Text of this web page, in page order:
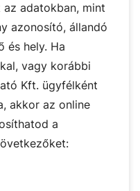
adatokban, mint
azonosító, állandó
és hely. Ha
vagy korábbi
Kft. ügyfélként
akkor az online
a